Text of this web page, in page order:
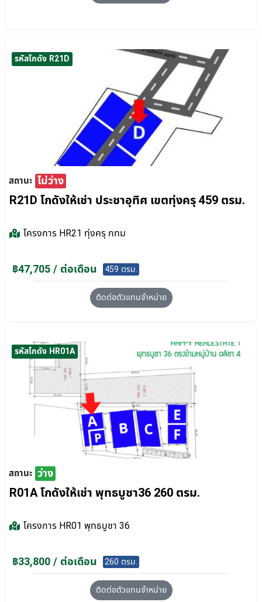
รหัสโกดัง R21D
สถานะ ไม่ว่าง
R21D โกดังให้เช่า ประชาอุทิศ เขตทุ่งครุ 459 ตรม.
โครงการ HR21 ทุ่งครุ กทม
฿47,705 / ต่อเดือน 459 ตรม.
ติดต่อตัวแทนจำหน่าย
รหัสโกดัง HR01A
สถานะ ว่าง
R01A โกดังให้เช่า พุทธบูชา36 260 ตรม.
โครงการ HR01 พุทธบูชา 36
฿33,800 / ต่อเดือน 260 ตรม.
ติดต่อตัวแทนจำหน่าย